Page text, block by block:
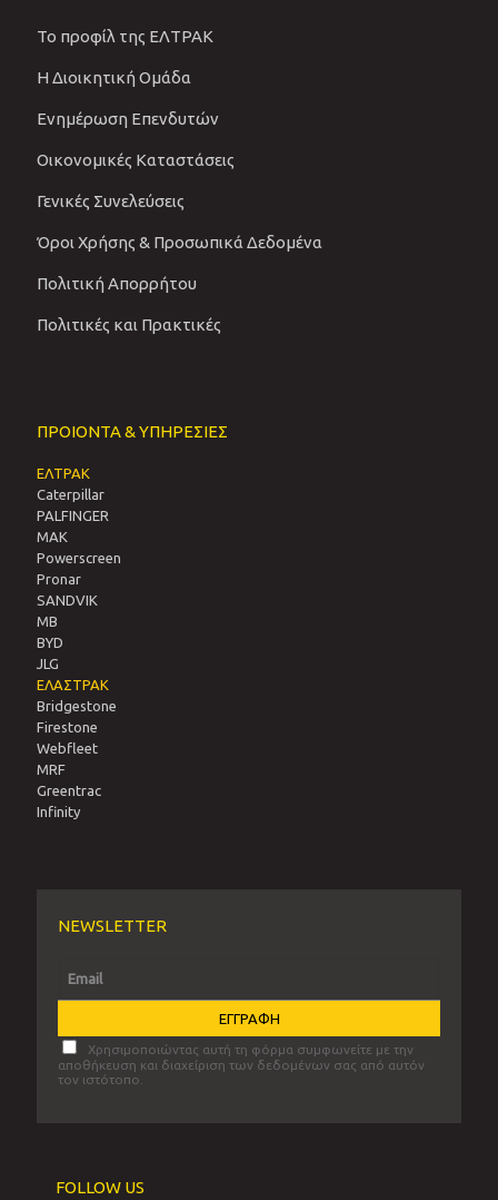
Το προφίλ της ΕΛΤΡΑΚ
Η Διοικητική Ομάδα
Ενημέρωση Επενδυτών
Οικονομικές Καταστάσεις
Γενικές Συνελεύσεις
Όροι Χρήσης & Προσωπικά Δεδομένα
Πολιτική Απορρήτου
Πολιτικές και Πρακτικές
ΠΡΟΙΟΝΤΑ & ΥΠΗΡΕΣΙΕΣ
ΕΛΤΡΑΚ
Caterpillar
PALFINGER
MAK
Powerscreen
Pronar
SANDVIΚ
MB
BYD
JLG
ΕΛΑΣΤΡΑΚ
Bridgestone
Firestone
Webfleet
MRF
Greentrac
Infinity
NEWSLETTER
Χρησιμοποιώντας αυτή τη φόρμα συμφωνείτε με την
αποθήκευση και διαχείριση των δεδομένων σας από αυτόν
τον ιστότοπο.
FOLLOW US